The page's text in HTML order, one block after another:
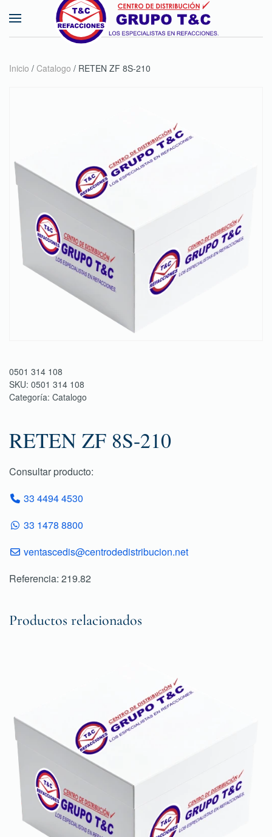
Skip to main content
Inicio / Catalogo / RETEN ZF 8S-210
0501 314 108
SKU: 0501 314 108
Categoría: Catalogo
RETEN ZF 8S-210
Consultar producto:
33 4494 4530
33 1478 8800
ventascedis@centrodedistribucion.net
Referencia: 219.82
Productos relacionados